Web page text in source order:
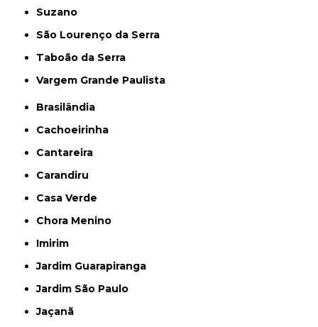
Suzano
São Lourenço da Serra
Taboão da Serra
Vargem Grande Paulista
Brasilândia
Cachoeirinha
Cantareira
Carandiru
Casa Verde
Chora Menino
Imirim
Jardim Guarapiranga
Jardim São Paulo
Jaçanã